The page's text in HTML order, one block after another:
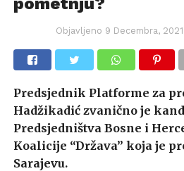
Objavljeno 9 Decembra, 2021
Predsjednik Platforme za
Hadžikadić zvanično je
Predsjedništva Bosne i
Koalicije “Država” koja je
Sarajevu.